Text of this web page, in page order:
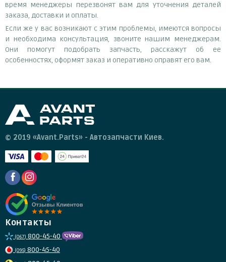
время менеджеры перезвонят вам для уточнения деталей
заказа, доставки и оплаты.
Если же у вас возникают с этим проблемы, имеются вопросы
и необходима консультация, звоните нашим менеджерам.
Они помогут подобрать запчасть, расскажут об ее
особенностях, оформят заказ и оперативно оправят его вам.
© 2019 «Avant.Parts» - Автозапчасти Киев.
Контакты
(067) 800-45-40
(095) 800-45-40